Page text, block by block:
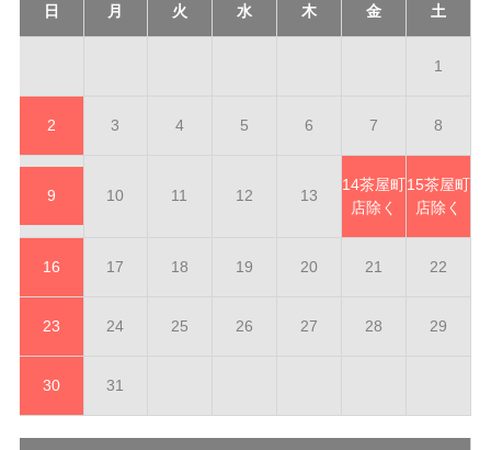
日 月 火 水 木 金 土
1
2 3 4 5 6 7 8
9 10 11 12 13
14茶屋町
店除く
15茶屋町
店除く
16 17 18 19 20 21 22
23 24 25 26 27 28 29
30 31